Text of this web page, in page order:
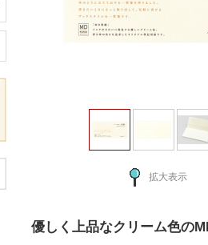
拡大表示
優しく上品なクリーム色の